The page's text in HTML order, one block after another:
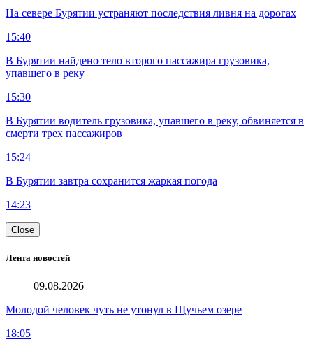
На севере Бурятии устраняют последствия ливня на дорогах
15:40
В Бурятии найдено тело второго пассажира грузовика,
упавшего в реку
15:30
В Бурятии водитель грузовика, упавшего в реку, обвиняется в
смерти трех пассажиров
15:24
В Бурятии завтра сохранится жаркая погода
14:23
Close
Лента новостей
09.08.2026
Молодой человек чуть не утонул в Щучьем озере
18:05